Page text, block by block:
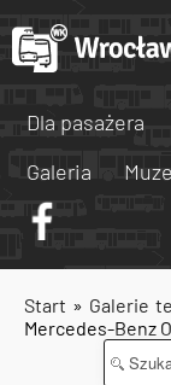
Dla pasażera
Galeria
Start » Galerie
Mercedes-Benz